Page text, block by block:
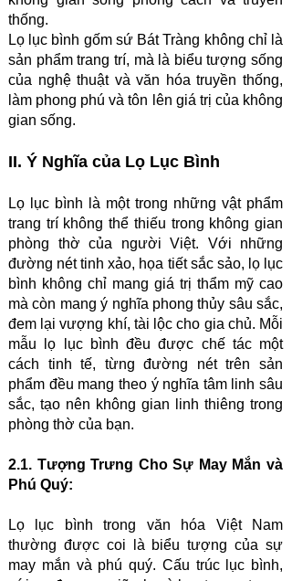
thống.
Lọ lục bình gốm sứ Bát Tràng không chỉ là
sản phẩm trang trí, mà là biểu tượng sống
của nghệ thuật và văn hóa truyền thống,
làm phong phú và tôn lên giá trị của không
gian sống.
II. Ý Nghĩa của Lọ Lục Bình
Lọ lục bình là một trong những vật phẩm
trang trí không thể thiếu trong không gian
phòng thờ của người Việt. Với những
đường nét tinh xảo, họa tiết sắc sảo, lọ lục
bình không chỉ mang giá trị thẩm mỹ cao
mà còn mang ý nghĩa phong thủy sâu sắc,
đem lại vượng khí, tài lộc cho gia chủ. Mỗi
mẫu lọ lục bình đều được chế tác một
cách tinh tế, từng đường nét trên sản
phẩm đều mang theo ý nghĩa tâm linh sâu
sắc, tạo nên không gian linh thiêng trong
phòng thờ của bạn.
2.1. Tượng Trưng Cho Sự May Mắn và
Phú Quý:
Lọ lục bình trong văn hóa Việt Nam
thường được coi là biểu tượng của sự
may mắn và phú quý. Cấu trúc lục bình,